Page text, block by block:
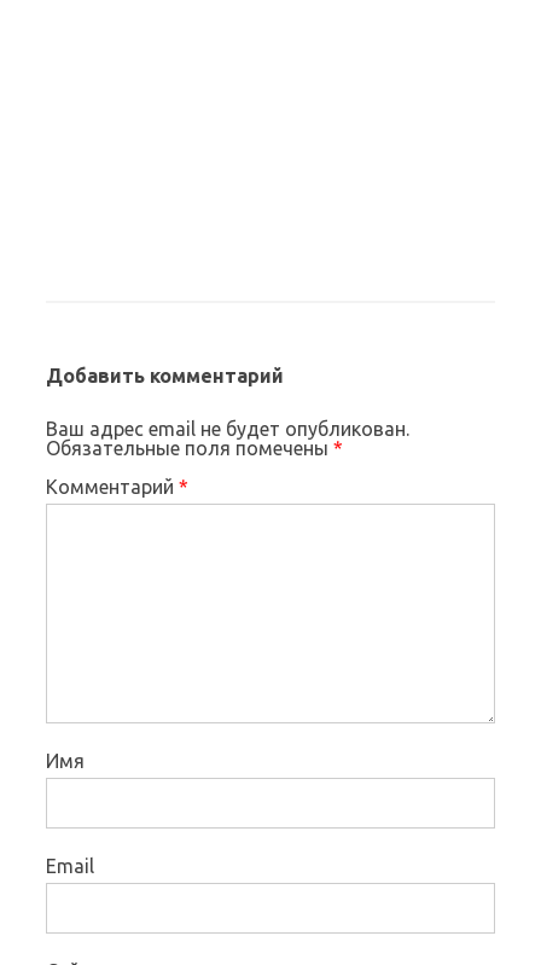
Добавить комментарий
Ваш адрес email не будет опубликован.
Обязательные поля помечены *
Комментарий *
Имя
Email